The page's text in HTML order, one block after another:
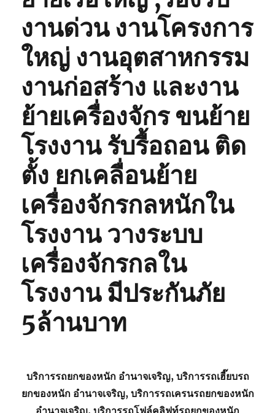
งานด่วน งานโครงการ
ใหญ่ งานอุตสาหกรรม
งานก่อสร้าง และงาน
ย้ายเครื่องจักร ขนย้าย
โรงงาน รับรื้อถอน ติด
ตั้ง ยกเคลื่อนย้าย
เครื่องจักรกลหนักใน
โรงงาน วางระบบ
เครื่องจักรกลใน
โรงงาน มีประกันภัย
5ล้านบาท
บริการรถยกของหนัก อำนาจเจริญ, บริการรถเฮี๊ยบรถ
ยกของหนัก อำนาจเจริญ, บริการรถเครนรถยกของหนัก